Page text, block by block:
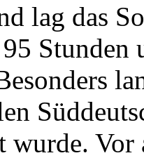
lag das
Stunden
wurde. Vor